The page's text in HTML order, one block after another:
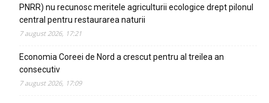
PNRR) nu recunosc meritele agriculturii ecologice drept pilonul
central pentru restaurarea naturii
7 august 2026, 17:21
Economia Coreei de Nord a crescut pentru al treilea an
consecutiv
7 august 2026, 17:09